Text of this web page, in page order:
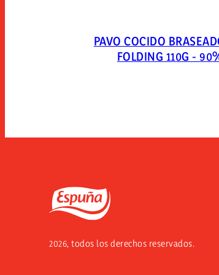
PAVO COCIDO
FOLDING 110G -
Espuña
2026, todos los derechos reservados.